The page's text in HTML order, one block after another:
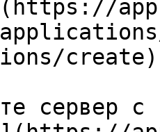
сервер с